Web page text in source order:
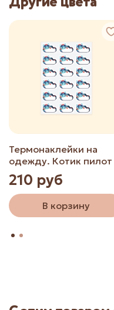
Термонаклейки на
одежду. Котик пилот
210 руб
В корзину